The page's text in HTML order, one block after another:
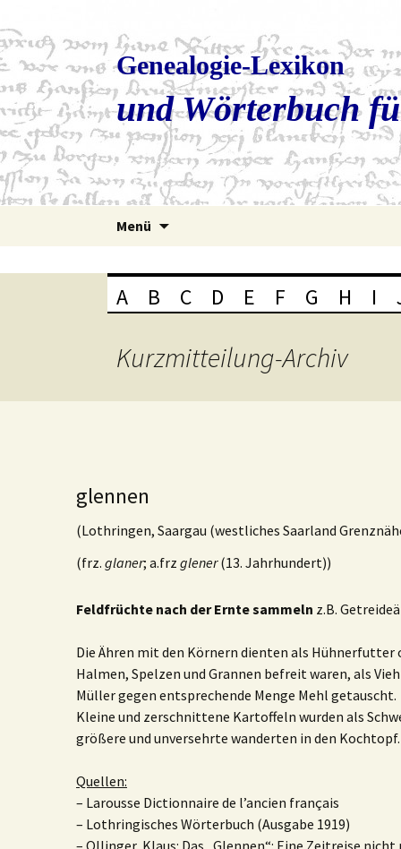
Genealogie-Lexikon
und Wörterbuch
Menü
A B C D E F G H I
Kurzmitteilung-Archiv
glennen
(Lothringen, Saargau (westliches Saarland
(frz. glaner; a.frz glener(13. Jahrhundert))
Feldfrüchte nach der Ernte sammeln z.B.
Die Ähren mit den Körnern dienten als Hühnerfutter
Halmen, Spelzen und Grannen befreit waren, als
Müller gegen entsprechende Menge Mehl getauscht.
Kleine und zerschnittene Kartoffeln wurden als
größere und unversehrte wanderten in den Kochtopf.
Quellen:
– Larousse Dictionnaire de l’ancien français
– Lothringisches Wörterbuch (Ausgabe 1919)
– Ollinger, Klaus: Das „Glennen“: Eine Zeitreise